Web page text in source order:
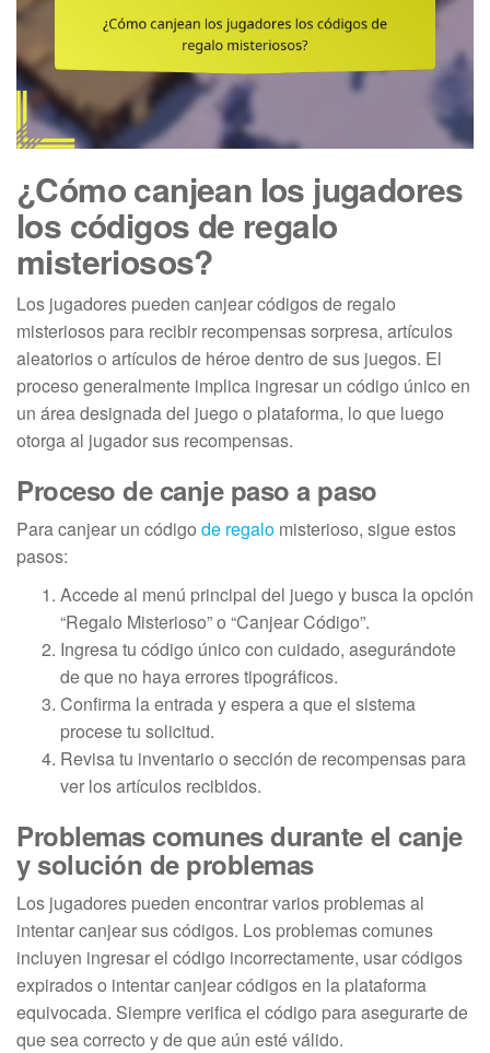
¿Cómo canjean los jugadores
los códigos de regalo
misteriosos?
Los jugadores pueden canjear códigos de regalo
misteriosos para recibir recompensas sorpresa, artículos
aleatorios o artículos de héroe dentro de sus juegos. El
proceso generalmente implica ingresar un código único en
un área designada del juego o plataforma, lo que luego
otorga al jugador sus recompensas.
Proceso de canje paso a paso
Para canjear un código de regalo misterioso, sigue estos
pasos:
Accede al menú principal del juego y busca la opción
“Regalo Misterioso” o “Canjear Código”.
Ingresa tu código único con cuidado, asegurándote
de que no haya errores tipográficos.
Confirma la entrada y espera a que el sistema
procese tu solicitud.
Revisa tu inventario o sección de recompensas para
ver los artículos recibidos.
Problemas comunes durante el canje
y solución de problemas
Los jugadores pueden encontrar varios problemas al
intentar canjear sus códigos. Los problemas comunes
incluyen ingresar el código incorrectamente, usar códigos
expirados o intentar canjear códigos en la plataforma
equivocada. Siempre verifica el código para asegurarte de
que sea correcto y de que aún esté válido.